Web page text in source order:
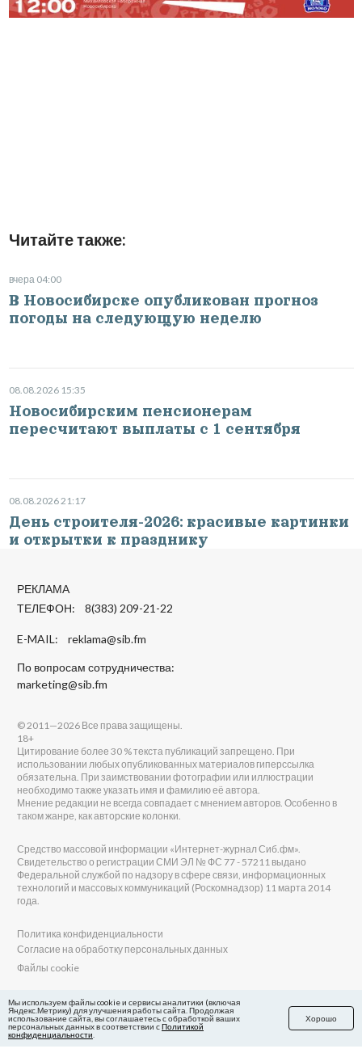
Читайте также:
вчера 04:00
В Новосибирске опубликован прогноз
погоды на следующую неделю
08.08.2026 15:35
Новосибирским пенсионерам
пересчитают выплаты с 1 сентября
08.08.2026 21:17
День строителя-2026: красивые картинки
и открытки к празднику
РЕКЛАМА
ТЕЛЕФОН: 8(383) 209-21-22
E-MAIL: reklama@sib.fm
По вопросам сотрудничества:
marketing@sib.fm
© 2011—2026 Все права защищены.
18+
Цитирование более 30 % текста публикаций запрещено. При
использовании любых опубликованных материалов гиперссылка
обязательна. При заимствовании фотографии или иллюстрации
необходимо также указать имя и фамилию её автора.
Мнение редакции не всегда совпадает с мнением авторов. Особенно в
таком жанре, как авторские колонки.
Средство массовой информации «Интернет-журнал Сиб.фм».
Свидетельство о регистрации СМИ ЭЛ № ФС 77 - 57211 выдано
Федеральной службой по надзору в сфере связи, информационных
технологий и массовых коммуникаций (Роскомнадзор) 11 марта 2014
года.
Политика конфиденциальности
Согласие на обработку персональных данных
Файлы cookie
Главный редактор Сиб.фм
Бобровников Виктор Евгеньевич
Учредитель ООО «Сиб.фм»
E-mail редакции: fm@sib.fm
Мы используем файлы cookie и сервисы аналитики (включая
Яндекс.Метрику) для улучшения работы сайта. Продолжая
использование сайта, вы соглашаетесь с обработкой ваших
персональных данных в соответствии сПолитикой
конфиденциальности
Хорошо